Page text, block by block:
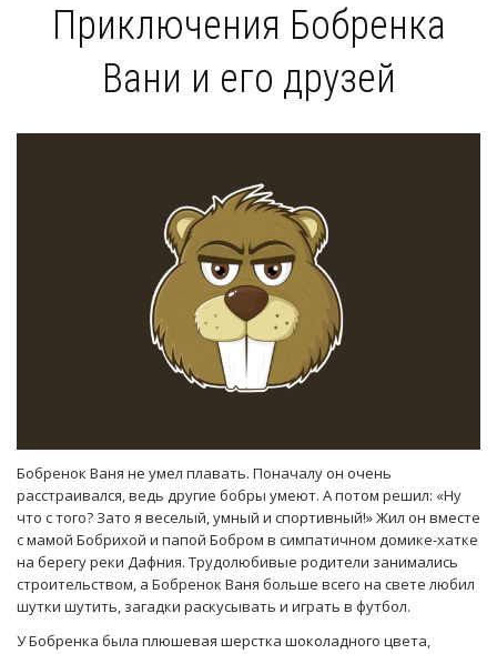
Приключения Бобренка
Вани и его друзей
Бобренок Ваня не умел плавать. Поначалу он очень
расстраивался, ведь другие бобры умеют. А потом решил: «Ну
что с того? Зато я веселый, умный и спортивный!» Жил он вместе
с мамой Бобрихой и папой Бобром в симпатичном домике-хатке
на берегу реки Дафния. Трудолюбивые родители занимались
строительством, а Бобренок Ваня больше всего на свете любил
шутки шутить, загадки раскусывать и играть в футбол.
У Бобренка была плюшевая шерстка шоколадного цвета,